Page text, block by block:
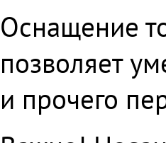
Оснащение
позволяет
и прочего